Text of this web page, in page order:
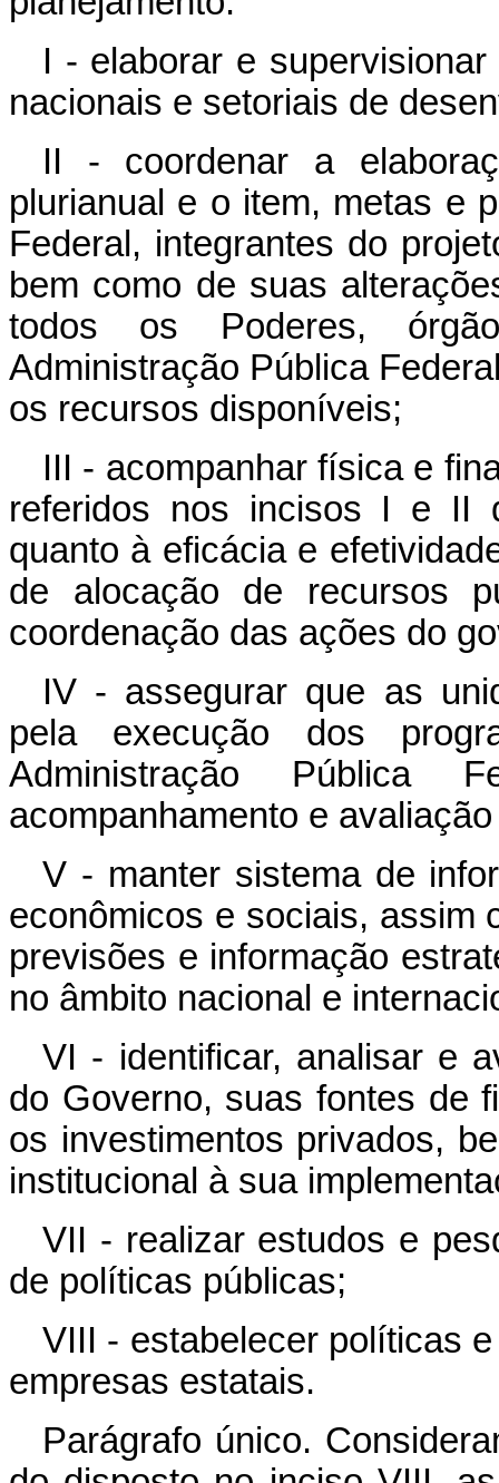
I - elaborar e
nacionais e setoriais de
II - coordenar a
plurianual e o item, metas e
Federal, integrantes do
bem como de suas
todos os Poderes,
Administração Pública
os recursos disponíveis;
III - acompanhar física e
referidos nos incisos I e II
quanto à eficácia e
de alocação de recursos
coordenação das ações do
IV - assegurar que as
pela execução dos
Administração Pública
acompanhamento e
V - manter sistema de
econômicos e sociais, assim
previsões e informação
no âmbito nacional e
VI - identificar, analisar e
do Governo, suas fontes de
os investimentos privados,
institucional à sua
VII - realizar estudos e
de políticas públicas;
VIII - estabelecer políticas
empresas estatais.
Parágrafo único.